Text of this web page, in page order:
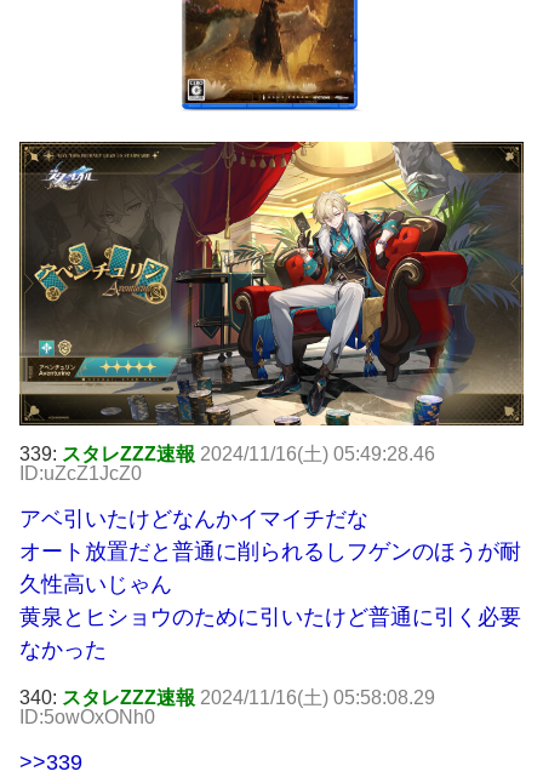
339: スタレZZZ速報 2024/11/16(土) 05:49:28.46
ID:uZcZ1JcZ0
アベ引いたけどなんかイマイチだな
オート放置だと普通に削られるしフゲンのほうが耐
久性高いじゃん
黄泉とヒショウのために引いたけど普通に引く必要
なかった
340: スタレZZZ速報 2024/11/16(土) 05:58:08.29
ID:5owOxONh0
>>339